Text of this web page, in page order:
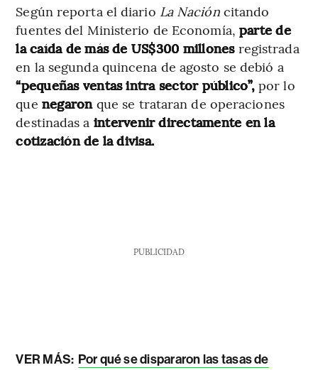
Según reporta el diario La Nacióncitando
fuentes del Ministerio de Economía, parte de
la caída de más de US$300 millonesregistrada
en la segunda quincena de agosto se debió a
“pequeñas ventas intra sector público”, por lo
que negaron que se trataran de operaciones
destinadas a intervenir directamente en la
cotización de la divisa.
PUBLICIDAD
VER MÁS: Por qué se dispararon las tasas de